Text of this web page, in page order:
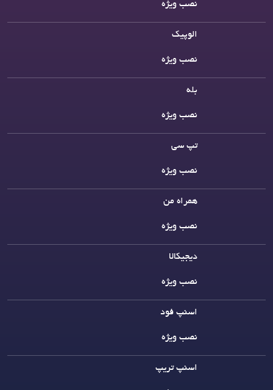
نصب ویژه
الوپیک
نصب ویژه
بله
نصب ویژه
تپ سی
نصب ویژه
همراه من
نصب ویژه
دیجیکالا
نصب ویژه
اسنپ فود
نصب ویژه
اسنپ تریپ